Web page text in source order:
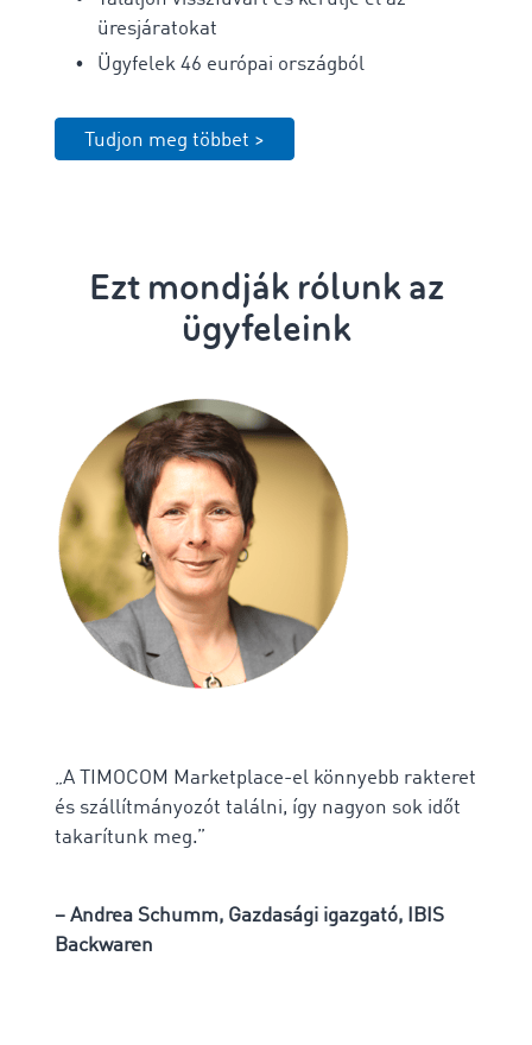
üresjáratokat
Ügyfelek 46 európai országból
Tudjon meg többet >
Ezt mondják rólunk az
ügyfeleink
„A TIMOCOM Marketplace-el könnyebb rakteret
és szállítmányozót találni, így nagyon sok időt
takarítunk meg.”
– Andrea Schumm, Gazdasági igazgató, IBIS
Backwaren